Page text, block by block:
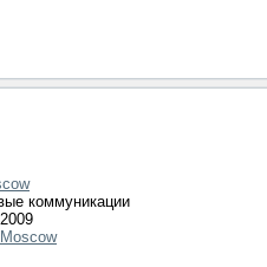
коммуникации